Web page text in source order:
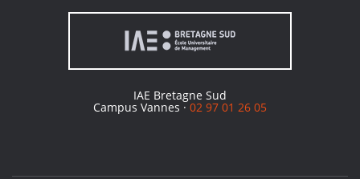
IAE Bretagne Sud
Campus Vannes ·02 97 01 26 05